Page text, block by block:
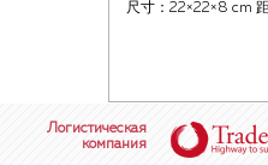
尺寸：22×22×8 cm
Логистическая
компания